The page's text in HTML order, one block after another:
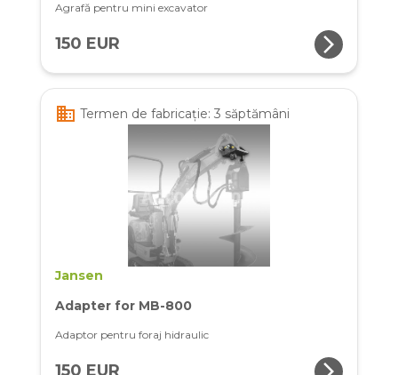
Agrafă pentru mini excavator
150 EUR arrow_forward_ios
business Termen de fabricație: 3 săptămâni
Jansen
Adapter for MB-800
Adaptor pentru foraj hidraulic
150 EUR